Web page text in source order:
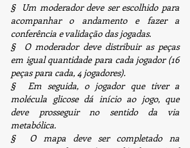
§  Um moderador deve ser escolhido para
acompanhar o andamento e fazer a
conferência e validação das jogadas.
§  O moderador deve distribuir as peças
em igual quantidade para cada jogador (16
peças para cada, 4 jogadores).
§  Em seguida, o jogador que tiver a
molécula glicose dá início ao jogo, que
deve prosseguir no sentido da via
metabólica.
§  O mapa deve ser completado na